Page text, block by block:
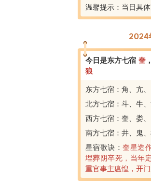
温馨提示：当日具
2024
今日是东方七宿 奎
狼
东方七宿：角、亢
北方七宿：斗、牛
西方七宿：奎、娄
南方七宿：井、鬼
星宿歌诀：奎星造
埋葬阴卒死，当年
重官事主瘟惶，开